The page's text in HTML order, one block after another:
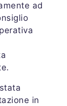
ad
in